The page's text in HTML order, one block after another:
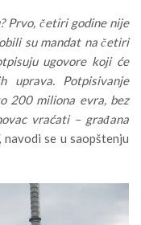
Prvo, četiri godine nije
su mandat na četiri
ugovore koji će
uprava. Potpisivanje
200 miliona evra, bez
vraćati – građana
navodi se u saopštenju